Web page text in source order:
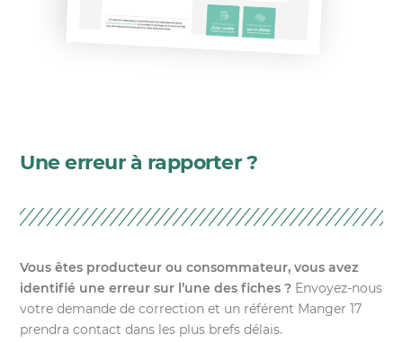
Une erreur à rapporter ?
Vous êtes producteur ou consommateur, vous avez
identifié une erreur sur l’une des fiches ? Envoyez-nous
votre demande de correction et un référent Manger 17
prendra contact dans les plus brefs délais.